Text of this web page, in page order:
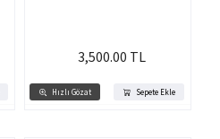
Hızlı Gözat Sepete Ekle
3,500.00 TL